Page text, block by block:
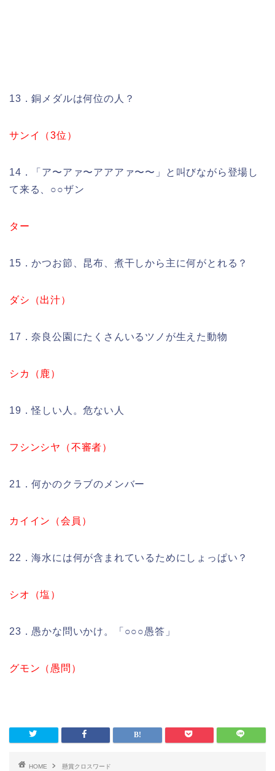
13．銅メダルは何位の人？
サンイ（3位）
14．「ア〜アァ〜アアアァ〜〜」と叫びながら登場し
て来る、○○ザン
ター
15．かつお節、昆布、煮干しから主に何がとれる？
ダシ（出汁）
17．奈良公園にたくさんいるツノが生えた動物
シカ（鹿）
19．怪しい人。危ない人
フシンシヤ（不審者）
21．何かのクラブのメンバー
カイイン（会員）
22．海水には何が含まれているためにしょっぱい？
シオ（塩）
23．愚かな問いかけ。「○○○愚答」
グモン（愚問）
HOME
懸賞クロスワード